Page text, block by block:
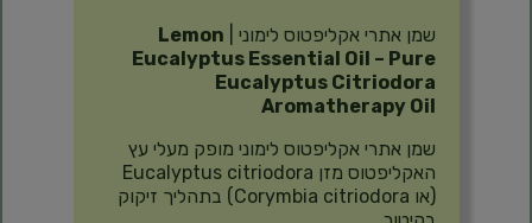
שמן אתרי אקליפטוס לימוני | Lemon
Eucalyptus Essential Oil – Pure
Eucalyptus Citriodora
Aromatherapy Oil
שמן אתרי אקליפטוס לימוני מופק מעלי עץ
האקליפטוס מזן Eucalyptus citriodora
(או Corymbia citriodora) בתהליך זיקוק